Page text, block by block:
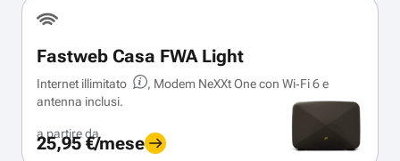
Fastweb Casa FWA Light
Internet illimitato
, Modem NeXXt One con Wi‑Fi 6 e
antenna inclusi.
a partire da
25,95 €/mese